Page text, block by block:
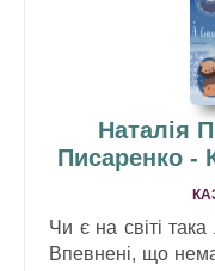
Наталія
Писаренко -
Чи є на світі
Впевнені, що